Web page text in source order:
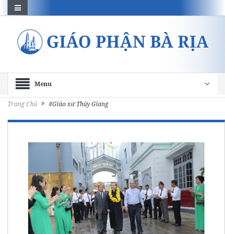
Menu
Trang Chủ #Giáo xứ Thủy Giang